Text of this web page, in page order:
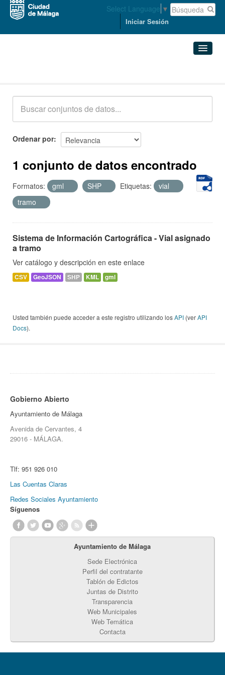
Select Language ▼
Iniciar Sesión
Acerca de
Ordenar por
1 conjunto de datos encontrado
Formatos: gml SHP Etiquetas:
vial
tramo
Sistema de Información Cartográfica - Vial asignado
a tramo
Ver catálogo y descripción en este enlace
CSV GeoJSON SHP KML gml
Usted también puede acceder a este registro utilizando losAPI (verAPI
Docs).
Gobierno Abierto
Ayuntamiento de Málaga
Avenida de Cervantes, 4
29016 - MÁLAGA.
Tlf: 951 926 010
Las Cuentas Claras
Redes Sociales Ayuntamiento
Síguenos
Ayuntamiento de Málaga
Sede Electrónica
Perfil del contratante
Tablón de Edictos
Juntas de Distrito
Transparencia
Web Municipales
Web Temática
Contacta